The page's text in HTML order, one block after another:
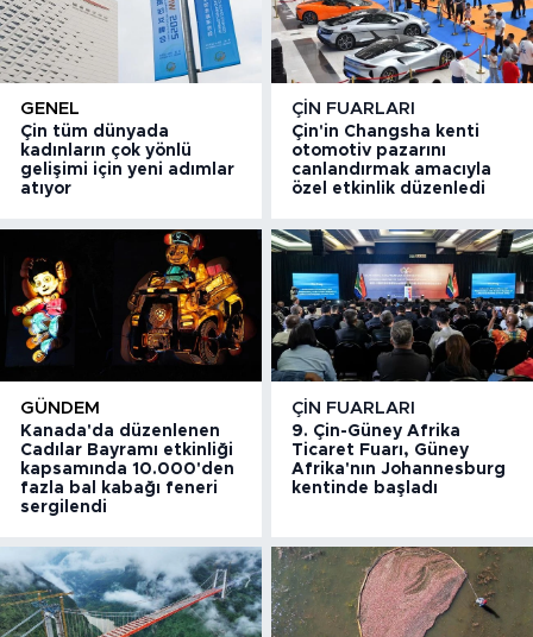
GENEL
Çin tüm dünyada
kadınların çok yönlü
gelişimi için yeni adımlar
atıyor
ÇIN FUARLARI
Çin'in Changsha kenti
otomotiv pazarını
canlandırmak amacıyla
özel etkinlik düzenledi
GÜNDEM
Kanada'da düzenlenen
Cadılar Bayramı etkinliği
kapsamında 10.000'den
fazla bal kabağı feneri
sergilendi
ÇIN FUARLARI
9. Çin-Güney Afrika
Ticaret Fuarı, Güney
Afrika'nın Johannesburg
kentinde başladı